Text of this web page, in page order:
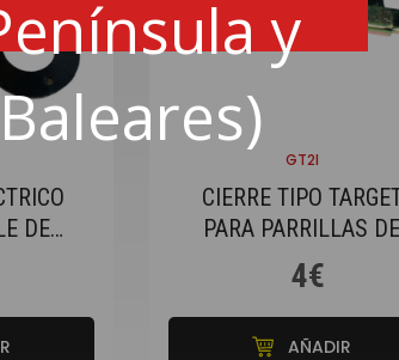
y
Baleares)
DE
DE 3
GT2I
CIERRE TIPO
PARA PARRILLAS DE
FAROS + BOTÓN
4€
AÑADIR